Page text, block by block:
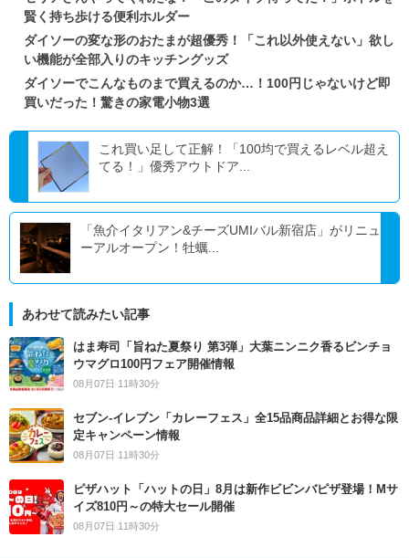
賢く持ち歩ける便利ホルダー
ダイソーの変な形のおたまが超優秀！「これ以外使えない」欲し
い機能が全部入りのキッチングッズ
ダイソーでこんなものまで買えるのか…！100円じゃないけど即
買いだった！驚きの家電小物3選
これ買い足して正解！「100均で買えるレベル超え
てる！」優秀アウトドア...
「魚介イタリアン&チーズUMIバル新宿店」がリニュ
ーアルオープン！牡蠣...
あわせて読みたい記事
はま寿司「旨ねた夏祭り 第3弾」大葉ニンニク香るビンチョ
ウマグロ100円フェア開催情報
08月07日 11時30分
セブン‐イレブン「カレーフェス」全15品商品詳細とお得な限
定キャンペーン情報
08月07日 11時30分
ピザハット「ハットの日」8月は新作ビビンバピザ登場！Mサ
イズ810円～の特大セール開催
08月07日 11時30分